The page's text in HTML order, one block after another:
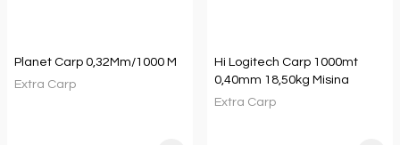
Planet Carp 0,32Mm/1000 M
Extra Carp
Hi Logitech Carp 1000mt
0,40mm 18,50kg Misina
Extra Carp